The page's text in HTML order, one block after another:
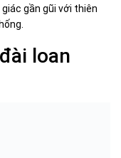
gần gũi với thiên
loan